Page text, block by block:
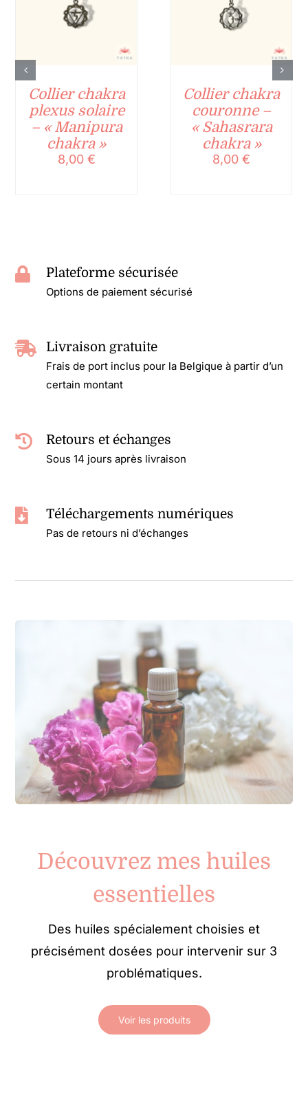
Collier chakra
plexus solaire
– « Manipura
chakra »
8,00 €
Collier chakra
couronne –
« Sahasrara
chakra »
8,00€
Plateforme sécurisée
Options de paiement sécurisé
Livraison gratuite
Frais de port inclus pour la Belgique à partir d’un
certain montant
Retours et échanges
Sous 14 jours après livraison
Téléchargements numériques
Pas de retours ni d’échanges
Découvrez mes huiles
essentielles
Des huiles spécialement choisies et
précisément dosées pour intervenir sur 3
problématiques.
Voir les produits